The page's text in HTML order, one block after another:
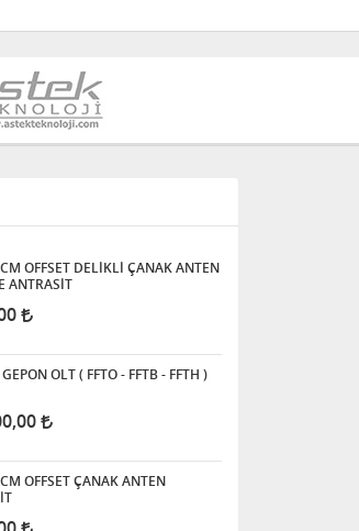
OFFSET DELİKLİ ÇANAK ANTEN
ANTRASİT
OLT ( FFTO - FFTB - FFTH )
OFFSET ÇANAK ANTEN